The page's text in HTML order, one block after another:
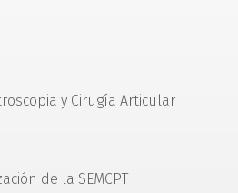
y Cirugía Articular
de la SEMCPT